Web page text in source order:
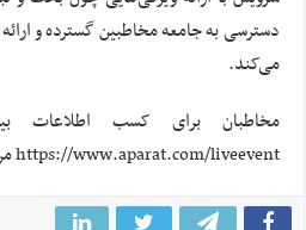
دسترسی به جامعه مخاطبین گسترده و ارائه
می‌‏کند.
مخاطبان برای کسب اطلاعات
https://www.aparat.com/liveevent مراجعه کنند.